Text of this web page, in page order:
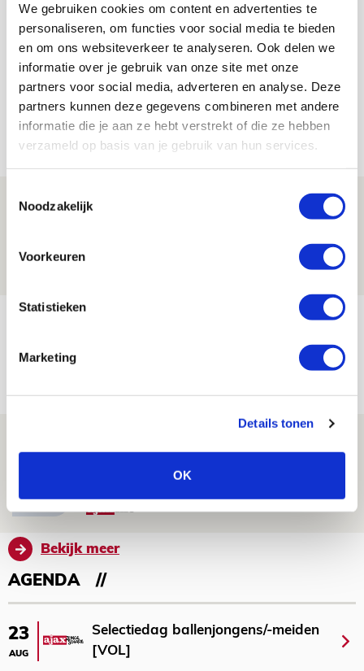
We gebruiken cookies om content en advertenties te
personaliseren, om functies voor social media te bieden
en om ons websiteverkeer te analyseren. Ook delen we
informatie over je gebruik van onze site met onze
partners voor social media, adverteren en analyse. Deze
partners kunnen deze gegevens combineren met andere
informatie die je aan ze hebt verstrekt of die ze hebben
verzameld op basis van je gebruik van hun services.
Noodzakelijk
Voorkeuren
Statistieken
Marketing
Details tonen
OK
De Redactie
Bekijk alle berichten van De Redactie
Net binnen //
Drie dingen die je moet weten over PEC
08 AUGUSTUS 2026 - 12:32
Míchels elf: met welke formatie begin
Bekijk meer
AGENDA
23
AUG
Selectiedag ballenjongens/-meiden
[VOL]